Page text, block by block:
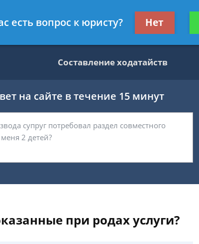
праву
Получите
Составление ходатайств
на сайте в течение 15 минут
при родах услуги?
есть вопрос к юристу? Нет